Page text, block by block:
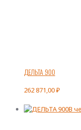
ДЕЛЬТА 900
262 871,00₽